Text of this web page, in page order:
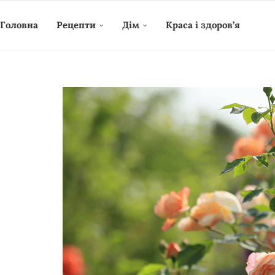
Головна Рецепти Дім Краса і здоров’я